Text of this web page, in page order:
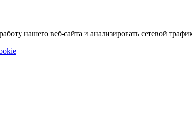
нашего веб-сайта и анализировать сетевой